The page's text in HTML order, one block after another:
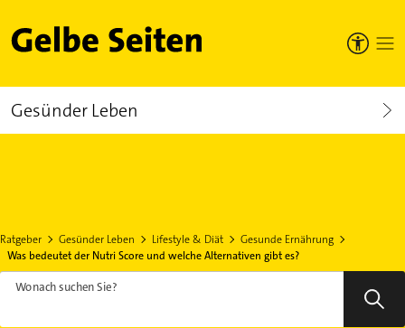
Gelbe Seiten
Gesünder Leben
Ratgeber Gesünder Leben Lifestyle & Diät
Gesunde Ernährung
Was bedeutet der Nutri Score und welche Alternativen gibt es?
Wonach suchen Sie?